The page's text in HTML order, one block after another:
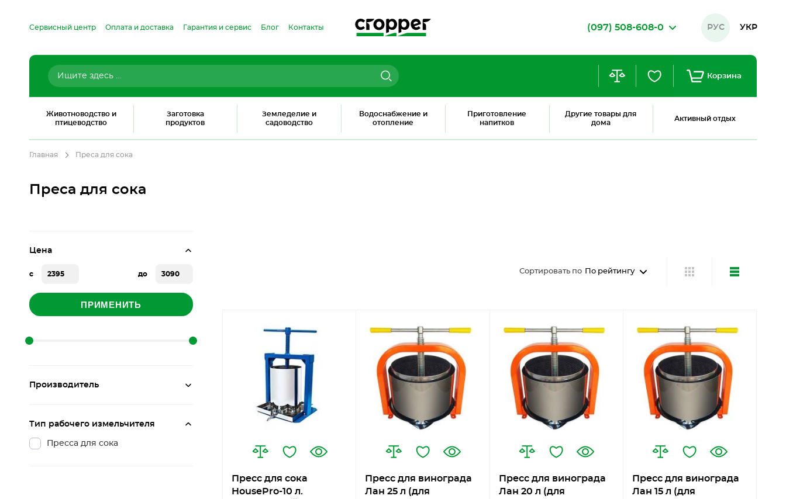
РУС УКР
Животноводство и
птицеводство
Заготовка
продуктов
Земледелие и
садоводство
Водоснабжение и
отопление
Приготовление
напитков
Другие товары для
дома
Активный отдых
Сервисный центр Оплата и доставка Гарантия и сервис Блог Контакты (097) 508-608-0
Корзина
Главная Преса для сока
Преса для сока
Сортировать по По рейтингу
Пресс для сока
HousePro-10 л.
Пресс для винограда
Лан 25 л (для
Пресс для винограда
Лан 20 л (для
Пресс для винограда
Лан 15 л (для
Цена
с до
ПРИМЕНИТЬ
Производитель
Тип рабочего измельчителя
Преcса для сока